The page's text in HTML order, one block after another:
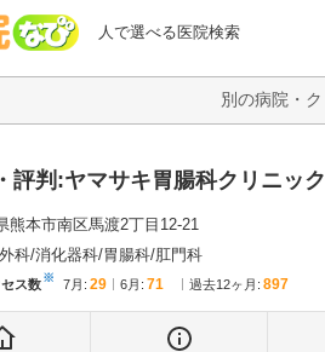
人で選べる医院検索
病院なび
評判:ヤマサキ胃腸科クリニック
熊本市南区馬渡2丁目12-21
外科 消化器科 胃腸科 肛門科
ス数※ 7月 : 29 6月 : 71 過去12ヶ月: 897